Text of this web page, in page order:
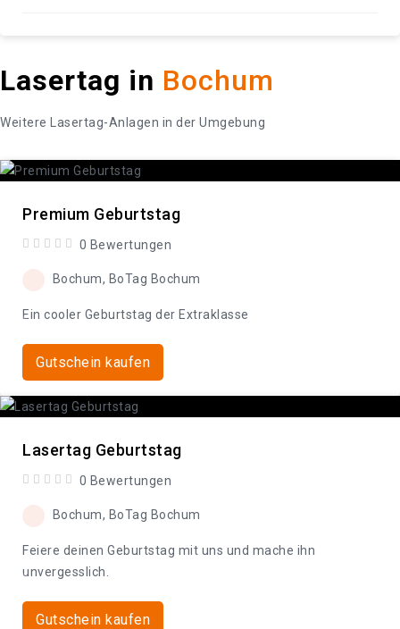
Lasertag in Bochum
Weitere Lasertag-Anlagen in der Umgebung
Premium Geburtstag
0 Bewertungen
Bochum, BoTag Bochum
Ein cooler Geburtstag der Extraklasse
Gutschein kaufen
Lasertag Geburtstag
0 Bewertungen
Bochum, BoTag Bochum
Feiere deinen Geburtstag mit uns und mache ihn
unvergesslich.
Gutschein kaufen